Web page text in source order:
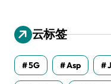
云标签
5G Asp